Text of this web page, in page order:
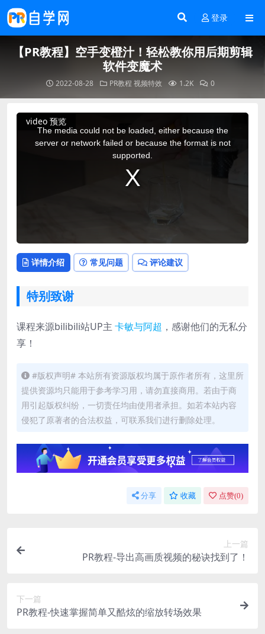
登录
【PR教程】空手变橙汁！轻松教你用后期剪辑
软件变魔术
2022-08-28 PR教程 视频特效 1.2K 0
video 预览
This
The media could not be loaded, either because the
server or network failed or because the format is not
supported.
详情介绍 常见问题 评论建议
特别致谢
课程来源bilibili站UP主 卡敏与阿超 ，感谢他们的无私分
享！
#版权声明# 本站所有资源版权均属于原作者所有，这里所
提供资源均只能用于参考学习用，请勿直接商用。若由于商
用引起版权纠纷，一切责任均由使用者承担。如若本站内容
侵犯了原著者的合法权益，可联系我们进行删除处理。
分享 收藏 点赞(0)
上一篇
PR教程-导出高画质视频的秘诀找到了！
下一篇
PR教程-快速掌握简单又酷炫的缩放转场效果